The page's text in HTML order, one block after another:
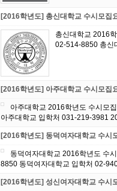
[2016학년도] 총신대학교 수시모집
총신대학교 2016
02-514-8850 총신
[2016학년도] 아주대학교 수시모집
아주대학교 2016학년도 수시모
아주대학교 입학처 031-219-3981
[2016학년도] 동덕여자대학교 수시
동덕여자대학교 2016학년도 수
8850 동덕여자대학교 입학처 02-
[2016학년도] 성신여자대학교 수시